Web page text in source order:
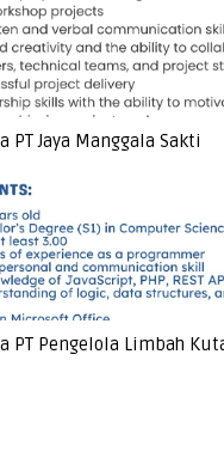
PT Jaya Manggala Sakti
PT Pengelola Limbah